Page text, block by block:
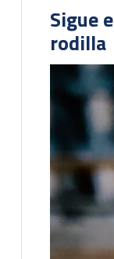
Sigue
rodilla